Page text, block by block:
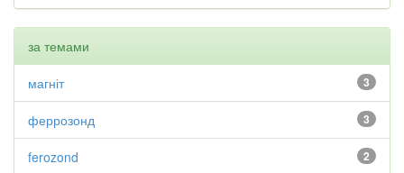
за темами
3
магніт
3
феррозонд
2
ferozond